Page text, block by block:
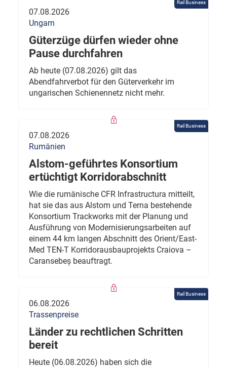
Rail Business
07.08.2026
Ungarn
Güterzüge dürfen wieder ohne
Pause durchfahren
Ab heute (07.08.2026) gilt das
Abendfahrverbot für den Güterverkehr im
ungarischen Schienennetz nicht mehr.
Rail Business
07.08.2026
Rumänien
Alstom-geführtes Konsortium
ertüchtigt Korridorabschnitt
Wie die rumänische CFR Infrastructura mitteilt,
hat sie das aus Alstom und Terna bestehende
Konsortium Trackworks mit der Planung und
Ausführung von Modernisierungsarbeiten auf
einem 44 km langen Abschnitt des Orient/East-
Med TEN-T Korridorausbauprojekts Craiova –
Caransebeș beauftragt.
Rail Business
06.08.2026
Trassenpreise
Länder zu rechtlichen Schritten
bereit
Heute (06.08.2026) haben sich die